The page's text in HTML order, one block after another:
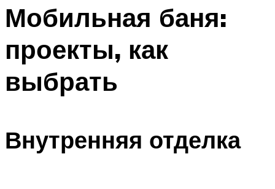
Мобильная баня:
проекты, как
выбрать
Внутренняя отделка